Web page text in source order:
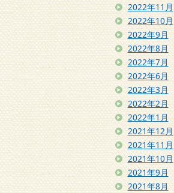
2022年11月
2022年10月
2022年9月
2022年8月
2022年7月
2022年6月
2022年3月
2022年2月
2022年1月
2021年12月
2021年11月
2021年10月
2021年9月
2021年8月